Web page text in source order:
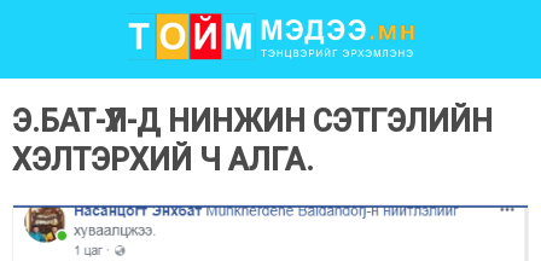
Э.БАТ-ҮҮЛ-Д НИНЖИН СЭТГЭЛИЙН
ХЭЛТЭРХИЙ Ч АЛГА.